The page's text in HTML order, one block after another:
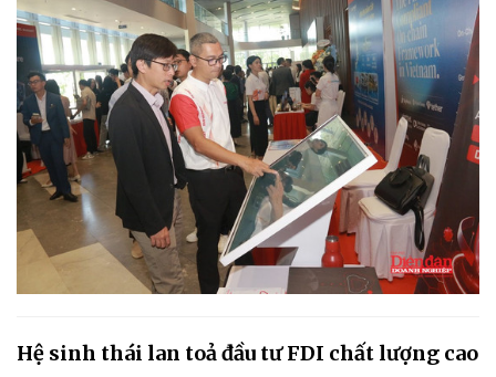
Hệ sinh thái lan toả đầu tư FDI chất lượng cao